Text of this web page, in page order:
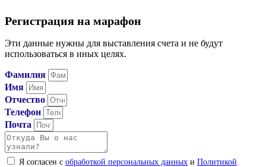
Регистрация на марафон
Эти данные нужны для выставления счета и не будут
использоваться в иных целях.
Фамилия
Имя
Отчество
Телефон
Почта
Я согласен с обработкой персональных данных и Политикой